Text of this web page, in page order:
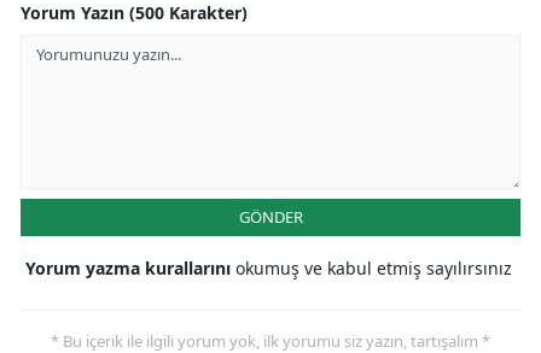
Yorum Yazın (500 Karakter)
GÖNDER
Yorum yazma kurallarını okumuş ve kabul etmiş sayılırsınız
* Bu içerik ile ilgili yorum yok, ilk yorumu siz yazın, tartışalım *